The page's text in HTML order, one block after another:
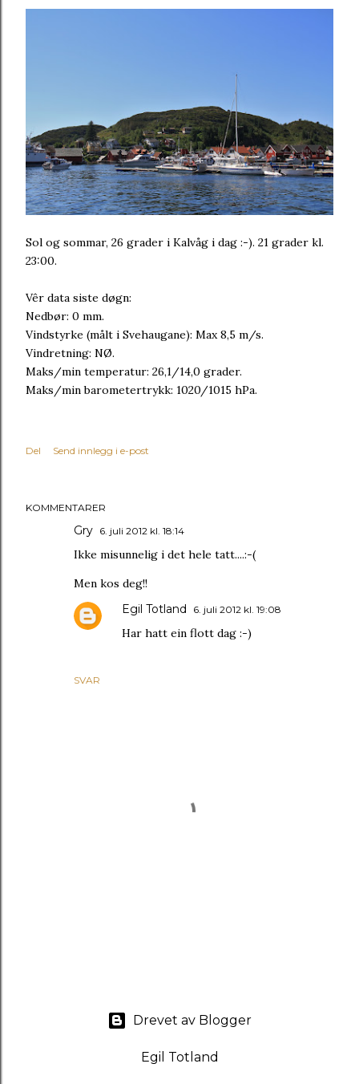
Sol og sommar, 26 grader i Kalvåg i dag :-). 21 grader kl.
23:00.
Vêr data siste døgn:
Nedbør: 0 mm.
Vindstyrke (målt i Svehaugane): Max 8,5 m/s.
Vindretning: NØ.
Maks/min temperatur: 26,1/14,0 grader.
Maks/min barometertrykk: 1020/1015 hPa.
Del Send innlegg i e-post
KOMMENTARER
Gry 6. juli 2012 kl. 18:14
Ikke misunnelig i det hele tatt....:-(
Men kos deg!!
SVAR
Egil Totland 6. juli 2012 kl. 19:08
Har hatt ein flott dag :-)
Drevet av Blogger
Egil Totland